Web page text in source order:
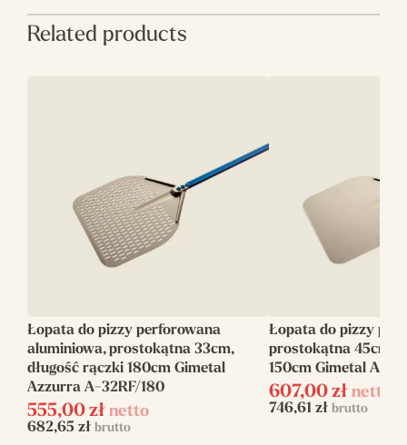
Producent Gimetal
Długość
całkowita(cm)
230
Linia Azzurra
Related products
Łopata do pizzy perforowana
aluminiowa, prostokątna 33cm,
długość rączki 180cm Gimetal
Azzurra A-32RF/180
555,00 zł netto
682,65 zł brutto
Łopata do pizzy
prostokątna 45cm,
150cm Gimetal
607,00 zł netto
746,61 zł brutto